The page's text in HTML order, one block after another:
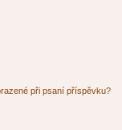
při psaní příspěvku?